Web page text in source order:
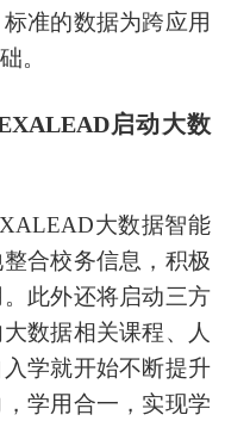
准的数据为跨应用
。
启动大数
大数据智能
合校务信息，积极
此外还将启动三方
数据相关课程、人
学就开始不断提升
学用合一，实现学